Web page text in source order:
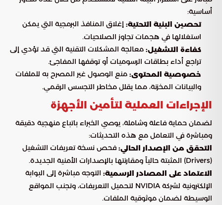
أساسية:
تحصين البنية التحتية: إغلاق المنافذ البرمجية التي يمكن
استغلالها في هجمات تجاوز الصلاحيات.
كفاءة التشغيل: معالجة المشكلات التقنية التي قد تؤدي إلى
تراجع أداء بطاقات الرسوميات أو توقفها المفاجئ.
خصوصية المحتوى: منع الوصول غير المصرح به للملفات
والبيانات المخزنة، مما يقلل مخاطر التجسس الرقمي.
الإجراءات العملية لتأمين الأجهزة
لضمان حماية فاعلة وشاملة، يوصي الخبراء باتباع منهجية دقيقة
ومباشرة في التعامل مع هذه التحديثات:
التحقق من الإصدار الحالي: فحص نسخة تعريفات التشغيل
(Drivers) المثبتة حالياً ومقارنتها بالإصدارات الأمنية الجديدة.
الاعتماد على المصادر الرسمية: التوجه مباشرة إلى البوابة
الإلكترونية لشركة NVIDIA لتحميل التعريفات، وتجنب المواقع
الوسيطة لضمان موثوقية الملفات.